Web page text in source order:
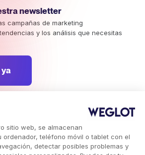
sitio web, se almacenan
ordenador, teléfono móvil o tablet con el
detectar posibles problemas y
newsletter
campañas de marketing
y los análisis que necesitas
Traducción como servicio.
Todos los derechos reservados.